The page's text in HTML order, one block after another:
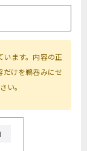
います。内容の正
だけを鵜呑みにせ
い。